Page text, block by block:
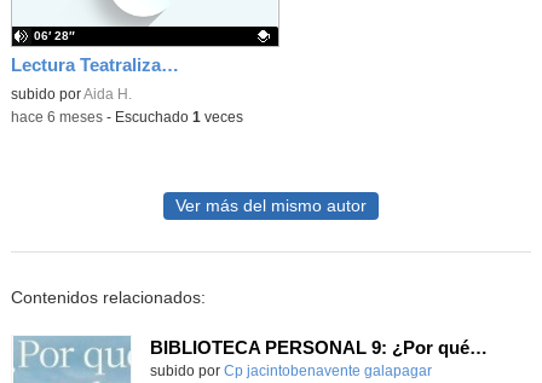
Lectura Teatralizada ''10 Maneras de Sobrevivir al Apocalipsis Zombie''
Contenido educativo.
subido porAida H.
06′ 28″
-hace 6 meses- Escuchado 1veces
Ver más del mismo autor
Contenidos relacionados:
BIBLIOTECA PERSONAL 9: ¿Por qué ser feliz cuando puedes ser normal?
Contenido educativo.
subido por Cp jacintobenavente galapagar-